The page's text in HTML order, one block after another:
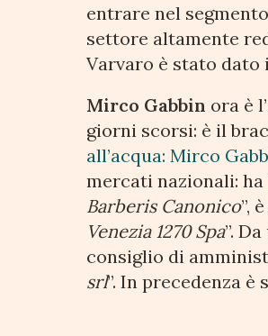
entrare nel
settore altamente
Varvaro è stato
Mirco Gabbin ora è
giorni scorsi: è il
all’acqua: Mirco
mercati nazionali:
Barberis Canonico”,
Venezia 1270 Spa”.
consiglio di
srl”. In precedenza è